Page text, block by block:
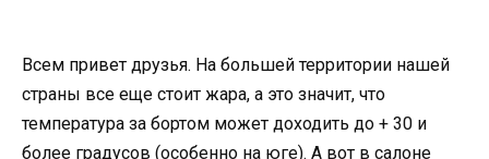
Всем привет друзья. На большей территории нашей
страны все еще стоит жара, а это значит, что
температура за бортом может доходить до + 30 и
более градусов (особенно на юге). А вот в салоне